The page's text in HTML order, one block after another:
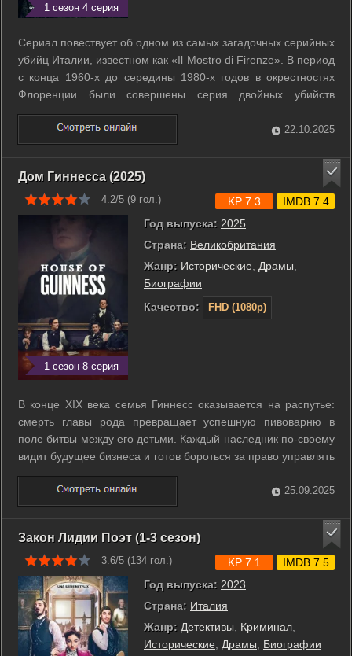
1 сезон 4 серия
Сериал повествует об одном из самых загадочных серийных
убийц Италии, известном как «Il Mostro di Firenze». В период
с конца 1960-х до середины 1980-х годов в окрестностях
Флоренции были совершены серия двойных убийств
молодых пар. Преступник действовал по одинаковой схеме,
и расследование тянулось десятилетиями, затрагивая
полицию, журналистов и ...
22.10.2025
Дом Гиннесса (2025)
4.2/5 (9 гол.)
1 сезон 8 серия
Год выпуска: 2025
Страна: Великобритания
Жанр: Исторические Драмы
Биографии
Качество:
FHD (1080p)
KP 7.3 IMDB 7.4
В конце XIX века семья Гиннесс оказывается на распутье:
смерть главы рода превращает успешную пивоварню в
поле битвы между его детьми. Каждый наследник по-своему
видит будущее бизнеса и готов бороться за право управлять
империей. Но за фасадом благородного имени скрываются
страсти, интриги и тайны, способные разрушить не только
дело жизни, но и ...
25.09.2025
Закон Лидии Поэт (1-3 сезон)
3.6/5 (134 гол.)
Год выпуска: 2023
Страна: Италия
Жанр: Детективы, Криминал,
Исторические, Драмы, Биографии
KP 7.1 IMDB 7.5